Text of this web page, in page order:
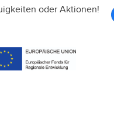
oder Aktionen!